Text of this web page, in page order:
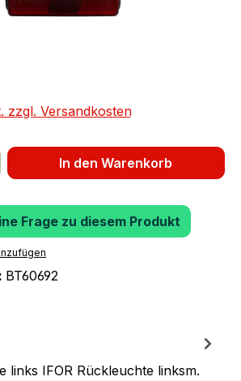
zzgl. Versandkosten
Gib den gewünschten
In den Warenkorb
Frage zu diesem Produkt
BT60692
links IFOR Rückleuchte linksm.